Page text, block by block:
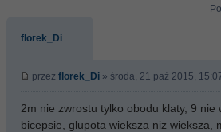
florek_Di
przez florek_Di » środa, 21 paź 2015,
2m nie zwrostu tylko obodu klaty, 9 nie
bicepsie, glupota wieksza niz wieksza,